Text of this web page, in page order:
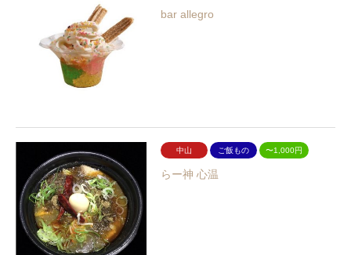
bar allegro
中山 ご飯もの 〜1,000円
らー神 心温